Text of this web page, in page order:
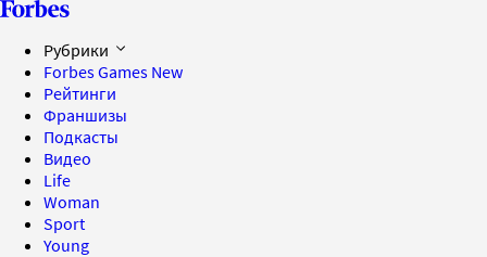
Рубрики
Forbes Games New
Рейтинги
Франшизы
Подкасты
Видео
Life
Woman
Sport
Young